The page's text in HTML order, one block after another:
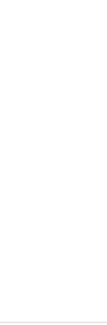
れており、軽量で
があり、安定性と
ド。